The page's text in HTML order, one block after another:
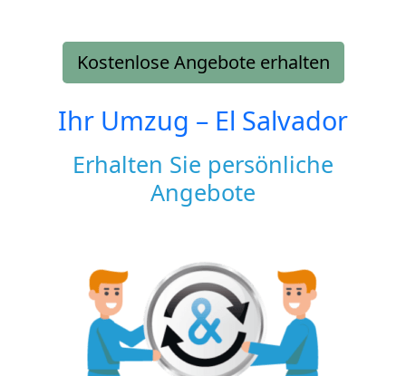
Kostenlose Angebote erhalten
Ihr Umzug – El Salvador
Erhalten Sie persönliche
Angebote